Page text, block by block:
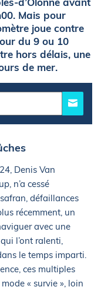
Mais pour
joue contre
du 9 ou 10
hors délais, une
de mer.
Denis Van
n’a cessé
défaillances
récemment, un
avec une
l’ont ralenti,
le temps imparti.
ces multiples
« survie », loin